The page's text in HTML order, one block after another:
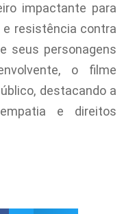
impactante para
resistência contra
seus personagens
o filme
destacando a
e direitos